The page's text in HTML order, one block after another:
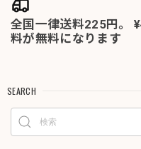
全国一律送料225円。
料が無料になります
SEARCH